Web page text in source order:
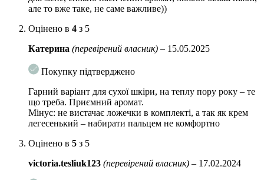
Комплекс керамідівзміцнює клітини шкіри і захищає їх
від пошкоджень, запобігає випаровуванню вологи і сприяє
тривалому зволоженню, підтримує оптимальний
гідроліпідний баланс.
Лізат ферменту біфіда
відновлює мікрофлору епідермісу,
покращує регенерацію і оновлення клітин, підвищує захисні
властивості шкіри, утворює бар’єр, що перешкоджає впливу
агресивних чинників навколишнього середовища. Зупиняє
передчасне старіння шкіри, підсилює мікроциркуляцію і
сприяє синтезу колагену.
волокна епідермісу, покращує текстуру шкіри. Покращує
реактивної.
але то вже таке, не саме важливе))
Оцінено в 4 з 5
Катерина (перевірений власник) – 15.05.2025
Покупку підтверджено
Гарний варіант для сухої шкіри, на теплу пору року – те
що треба. Приємний аромат.
Мінус: не вистачає ложечки в комплекті, а так як крем
легесенький – набирати пальцем не комфортно
Оцінено в 5 з 5
victoria.tesliuk123 (перевірений власник) – 17.02.2024